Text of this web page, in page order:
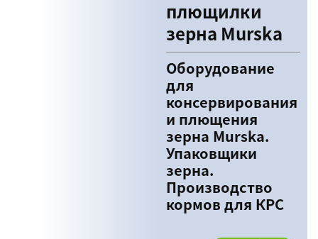
плющилки
зерна Murska
Оборудование
для
консервирования
и плющения
зерна Murska.
Упаковщики
зерна.
Производство
кормов для КРС